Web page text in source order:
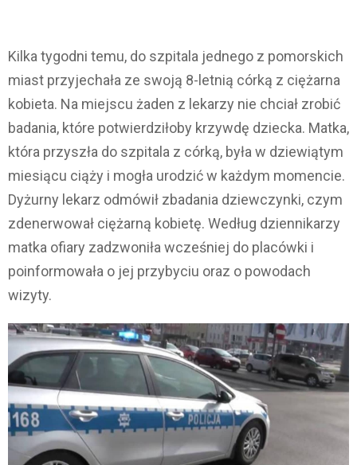
Kilka tygodni temu, do szpitala jednego z pomorskich
miast przyjechała ze swoją 8-letnią córką z ciężarna
kobieta. Na miejscu żaden z lekarzy nie chciał zrobić
badania, które potwierdziłoby krzywdę dziecka. Matka,
która przyszła do szpitala z córką, była w dziewiątym
miesiącu ciąży i mogła urodzić w każdym momencie.
Dyżurny lekarz odmówił zbadania dziewczynki, czym
zdenerwował ciężarną kobietę. Według dziennikarzy
matka ofiary zadzwoniła wcześniej do placówki i
poinformowała o jej przybyciu oraz o powodach
wizyty.